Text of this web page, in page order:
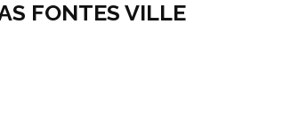
FONTES VILLE